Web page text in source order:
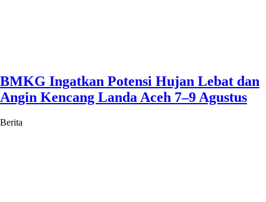
BMKG Ingatkan Potensi Hujan Lebat dan
Angin Kencang Landa Aceh 7–9 Agustus
Berita